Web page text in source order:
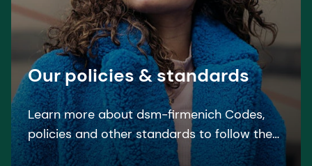
Our policies & standards
Learn more about dsm-firmenich Codes,
policies and other standards to follow the
relevant laws and regulations.